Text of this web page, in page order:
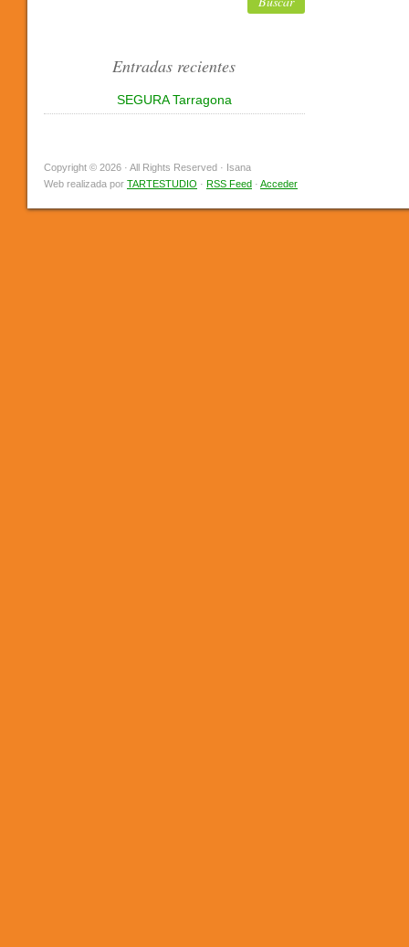
Entradas recientes
SEGURA Tarragona
Copyright © 2026 · All Rights Reserved · Isana
Web realizada por TARTESTUDIO · RSS Feed · Acceder